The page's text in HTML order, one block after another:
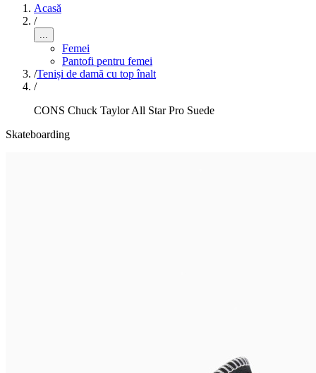
Acasă
/
...
Femei
Pantofi pentru femei
/Teniși de damă cu top înalt
/
CONS Chuck Taylor All Star Pro Suede
Skateboarding